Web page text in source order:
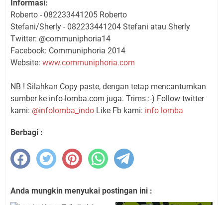
Informasi:
Roberto - 082233441205 Roberto
Stefani/Sherly - 082233441204 Stefani atau Sherly
Twitter: @communiphoria14
Facebook: Communiphoria 2014
Website: www.communiphoria.com
NB ! Silahkan Copy paste, dengan tetap mencantumkan
sumber ke info-lomba.com juga. Trims :-) Follow twitter
kami: @infolomba_indo Like Fb kami: info lomba
Berbagi :
Anda mungkin menyukai postingan ini :